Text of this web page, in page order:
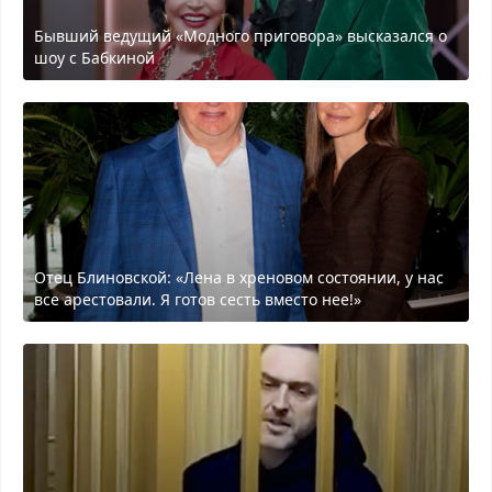
Бывший ведущий «Модного приговора» высказался о
шоу с Бабкиной
Отец Блиновской: «Лена в хреновом состоянии, у нас
все арестовали. Я готов сесть вместо нее!»